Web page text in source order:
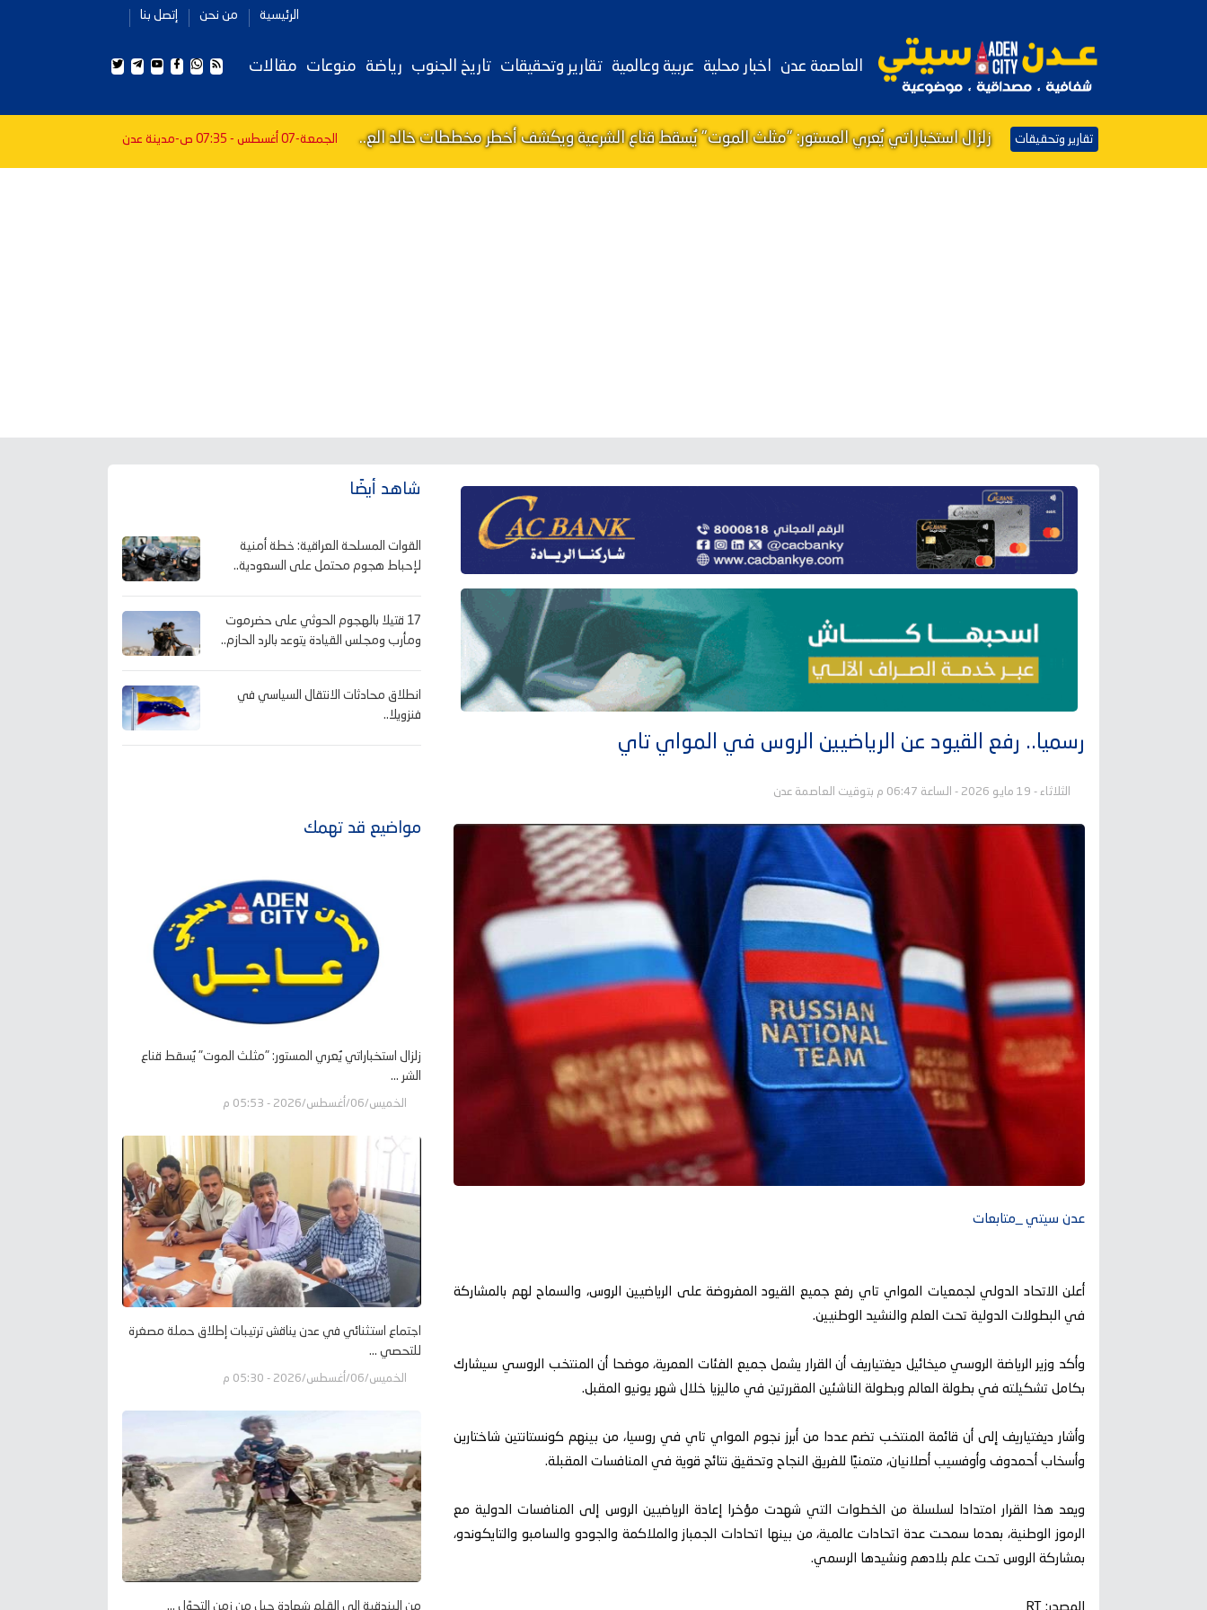
الرئيسية من نحن إتصل بنا
العاصمة عدن اخبار محلية عربية وعالمية تقارير وتحقيقات تاريخ الجنوب رياضة منوعات مقالات
تقارير وتحقيقات زلزال استخباراتي يُعري المستور: "مثلث الموت" يُسقط قناع الشرعية ويكشف أخطر مخططات خالد الع.. الجمعة-07 أغسطس - 07:35 ص -مدينة عدن
رسميا.. رفع القيود عن الرياضيين الروس في المواي تاي
الثلاثاء - 19 مايو 2026 - الساعة 06:47 م بتوقيت العاصمة عدن
عدن سيتي _متابعات
أعلن الاتحاد الدولي لجمعيات المواي تاي رفع جميع القيود المفروضة على الرياضيين الروس، والسماح لهم بالمشاركة
في البطولات الدولية تحت العلم والنشيد الوطنيين.
وأكد وزير الرياضة الروسي ميخائيل ديغتياريف أن القرار يشمل جميع الفئات العمرية، موضحا أن المنتخب الروسي سيشارك
بكامل تشكيلته في بطولة العالم وبطولة الناشئين المقررتين في ماليزيا خلال شهر يونيو المقبل.
وأشار ديغتياريف إلى أن قائمة المنتخب تضم عددا من أبرز نجوم المواي تاي في روسيا، من بينهم كونستانتين شاختارين
وأسخاب أحمدوف وأوفسيب أصلانيان، متمنيًا للفريق النجاح وتحقيق نتائج قوية في المنافسات المقبلة.
ويعد هذا القرار امتدادا لسلسلة من الخطوات التي شهدت مؤخرا إعادة الرياضيين الروس إلى المنافسات الدولية مع
الرموز الوطنية، بعدما سمحت عدة اتحادات عالمية، من بينها اتحادات الجمباز والملاكمة والجودو والسامبو والتايكوندو،
بمشاركة الروس تحت علم بلادهم ونشيدها الرسمي.
شاهد أيضًا
القوات المسلحة العراقية: خطة أمنية
لإحباط هجوم محتمل على السعودية..
17 قتيلا بالهجوم الحوثي على حضرموت
ومأرب ومجلس القيادة يتوعد بالرد الحازم..
انطلاق محادثات الانتقال السياسي في
فنزويلا..
مواضيع قد تهمك
زلزال استخباراتي يُعري المستور: "مثلث الموت" يُسقط قناع
الشر ...
الخميس/06/أغسطس/2026 - 05:53 م
اجتماع استثنائي في عدن يناقش ترتيبات إطلاق حملة مصغرة
للتحصي ...
الخميس/06/أغسطس/2026 - 05:30 م
من البندقية إلى القلم شهادة جيل من زمن التحوّل ...